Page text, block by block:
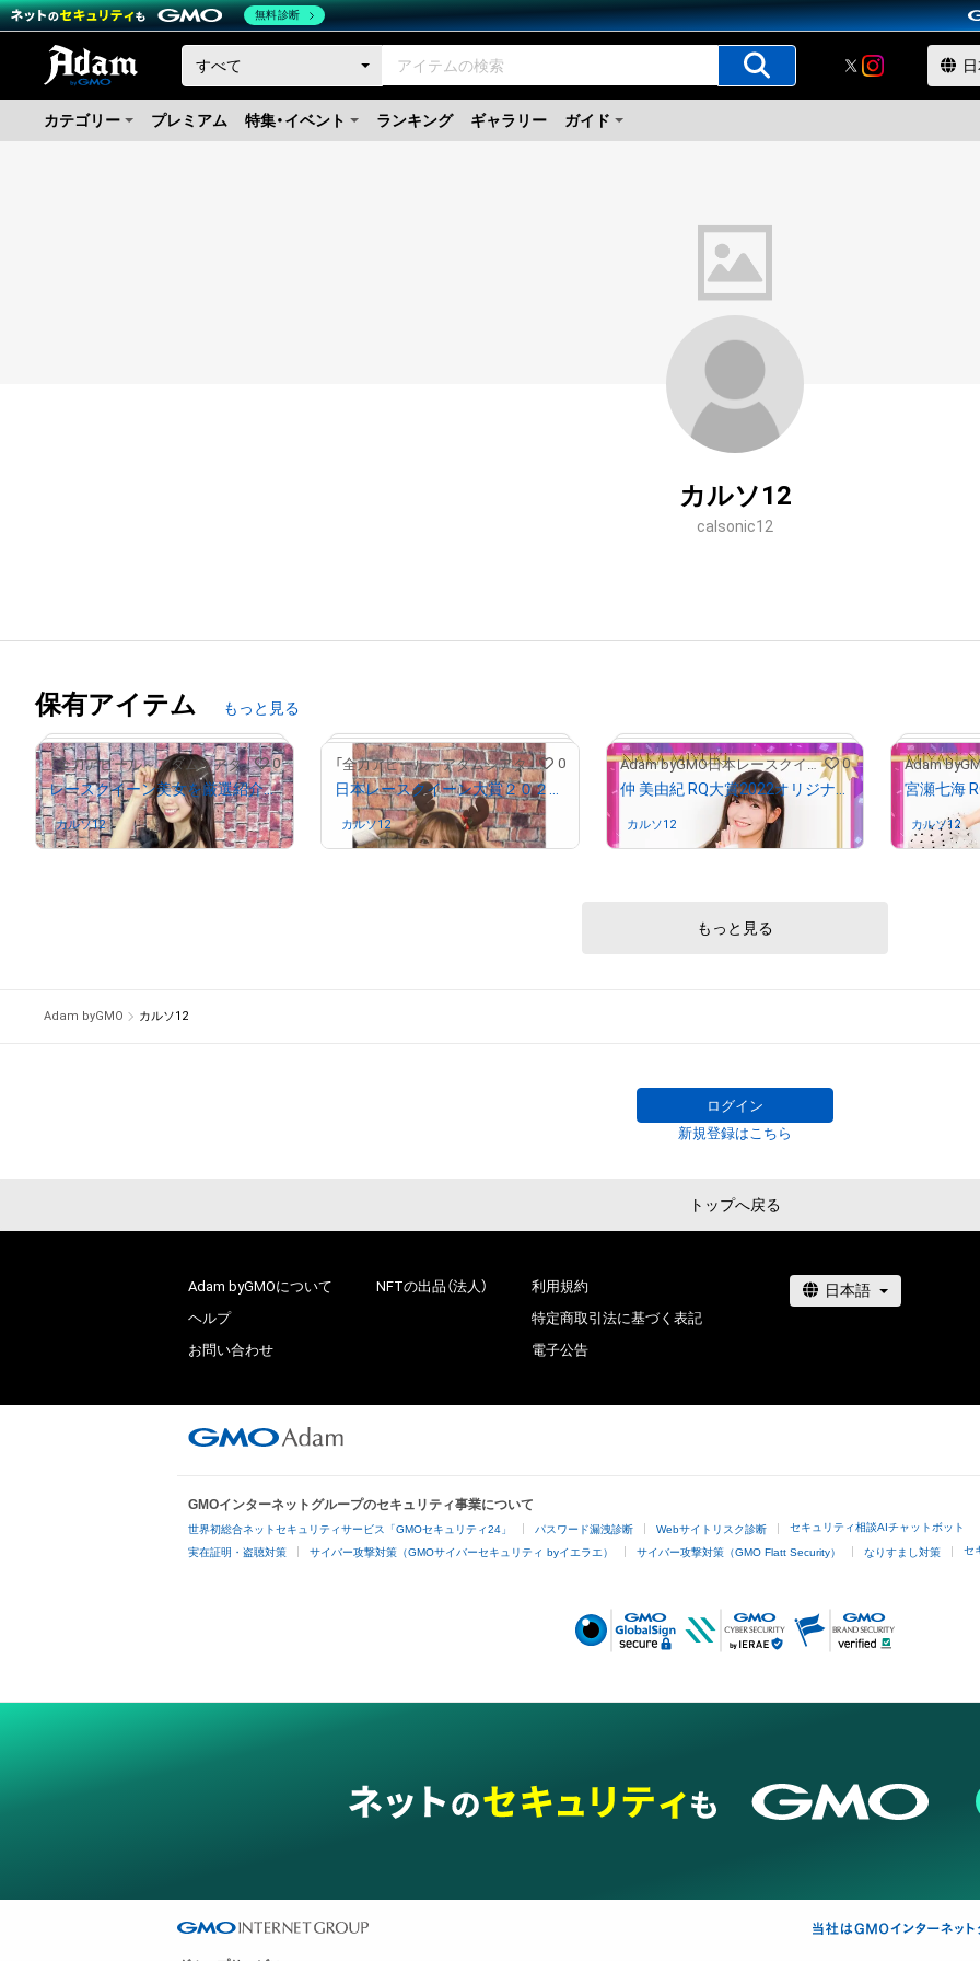
カテゴリー プレミアム 特集・イベント ランキング ギャラリー ガイド
カルソ12
calsonic12
保有アイテム もっと見る
「全力アピール～アダムシアター～」NFTストア 0
レースクイーン美女を厳選紹介！/生田ちむ
カルソ12さんが保有中
「全力アピール～アダムシアター～」NFTストア 0
日本レースクイーン大賞２０２３ ファイナリスト 上運天美聖のサイン入り写真
カルソ12さんが保有中
# 959/1000
Adam byGMO日本レースクイーン大賞2022 0
仲 美由紀 RQ大賞2022オリジナルNFTトレカ
カルソ12 さんが保有中 カルソ12 さ
もっと見る
Adam byGMO カルソ12
ログイン
新規登録はこちら
トップへ戻る
Adam byGMOについて
ヘルプ
お問い合わせ
NFTの出品（法人）
利用規約
特定商取引法に基づく表記
電子公告
GMOインターネットグループのセキュリティ事業について
世界初総合ネットセキュリティサービス「GMOセキュリティ24」 パスワード漏洩診断 Webサイトリスク診断 セキュリティ相談AIチャットボット
実在証明・盗聴対策 サイバー攻撃対策（GMOサイバーセキュリティ byイエラエ） サイバー攻撃対策（GMO Flatt Security） なりすまし対策 セ
無料診断